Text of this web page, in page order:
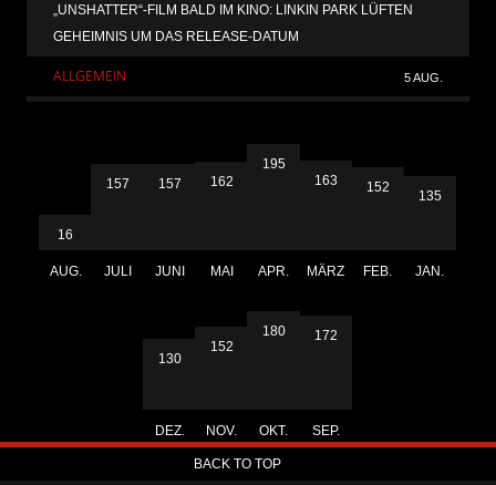
„UNSHATTER“-FILM BALD IM KINO: LINKIN PARK LÜFTEN
GEHEIMNIS UM DAS RELEASE-DATUM
ALLGEMEIN 5 AUG.
16
AUG.
157
JULI
157
JUNI
162
MAI
195
APR.
163
MÄRZ
152
FEB.
135
JAN.
130
DEZ.
152
NOV.
180
OKT.
172
SEP.
BACK TO TOP